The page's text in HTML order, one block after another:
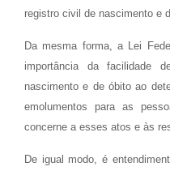
registro civil de nascimento e
Da mesma forma, a Lei
importância da facilidade
nascimento e de óbito ao
emolumentos para as
concerne a esses atos e às
De igual modo, é